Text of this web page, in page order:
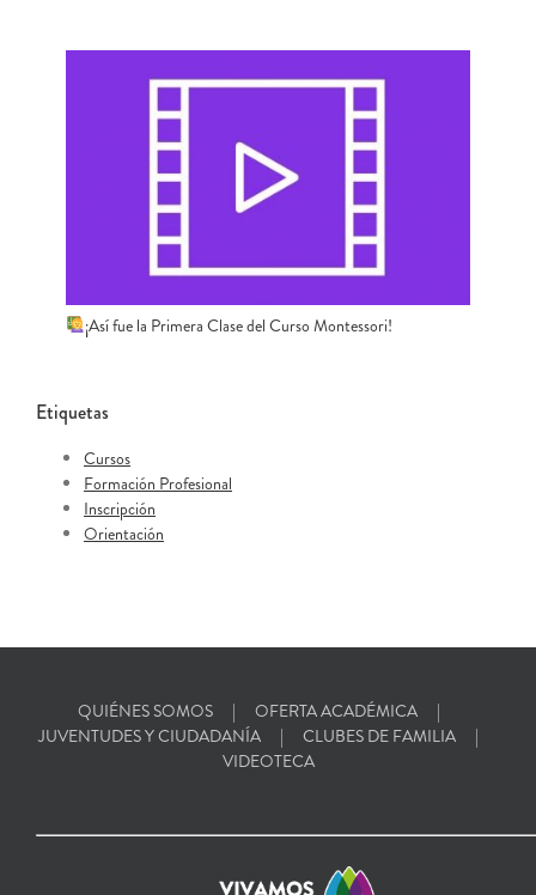
¡Así fue la Primera Clase del Curso Montessori!
Etiquetas
Cursos
Formación Profesional
Inscripción
Orientación
QUIÉNES SOMOS
OFERTA ACADÉMICA
JUVENTUDES Y CIUDADANÍA
CLUBES DE FAMILIA
VIDEOTECA